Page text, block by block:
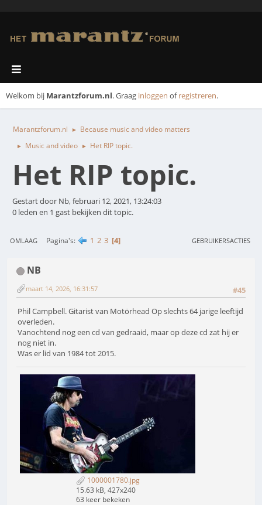
Welkom bij Marantzforum.nl. Graag inloggen ofregistreren.
Marantzforum.nl ► Because music and video matters
► Music and video ► Het RIP topic.
Het RIP topic.
Gestart door Nb, februari 12, 2021, 13:24:03
0 leden en 1 gast bekijken dit topic.
OMLAAG Pagina's 1 2 3 4 GEBRUIKERSACTIES
NB
#45
maart 14, 2026, 16:31:57
Phil Campbell. Gitarist van Motörhead Op slechts 64 jarige leeftijd
overleden.
Vanochtend nog een cd van gedraaid, maar op deze cd zat hij er
nog niet in.
Was er lid van 1984 tot 2015.
1000001780.jpg
15.63 kB, 427x240
63 keer bekeken